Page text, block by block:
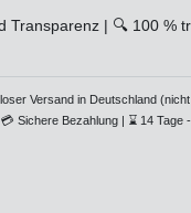
Transparenz | 🔍 100 %
Versand in Deutschland
💳 Sichere Bezahlung | ⌛ 14 Tage